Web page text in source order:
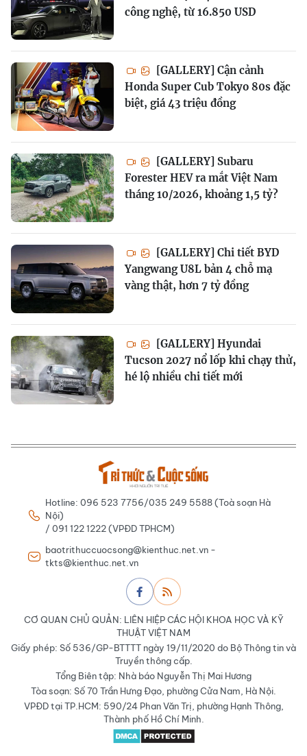
công nghệ, từ 16.850 USD
[GALLERY] Cận cảnh
Honda Super Cub Tokyo 80s đặc
biệt, giá 43 triệu đồng
[GALLERY] Subaru
Forester HEV ra mắt Việt Nam
tháng 10/2026, khoảng 1,5 tỷ?
[GALLERY] Chi tiết BYD
Yangwang U8L bản 4 chỗ mạ
vàng thật, hơn 7 tỷ đồng
[GALLERY] Hyundai
Tucson 2027 nổ lốp khi chạy thử,
hé lộ nhiều chi tiết mới
Hotline: 096 523 7756/035 249 5588 (Toà soạn Hà
Nội)
/ 091 122 1222 (VPĐD TPHCM)
baotrithuccuocsong@kienthuc.net.vn -
tkts@kienthuc.net.vn
CƠ QUAN CHỦ QUẢN: LIÊN HIỆP CÁC HỘI KHOA HỌC VÀ KỸ
THUẬT VIỆT NAM
Giấy phép: Số 536/GP-BTTTT ngày 19/11/2020 do Bộ Thông tin và
Truyền thông cấp.
Tổng Biên tập: Nhà báo Nguyễn Thị Mai Hương
Tòa soạn: Số 70 Trần Hưng Đạo, phường Cửa Nam, Hà Nội.
VPĐD tại TP.HCM: 590/24 Phan Văn Trị, phường Hạnh Thông,
Thành phố Hồ Chí Minh.